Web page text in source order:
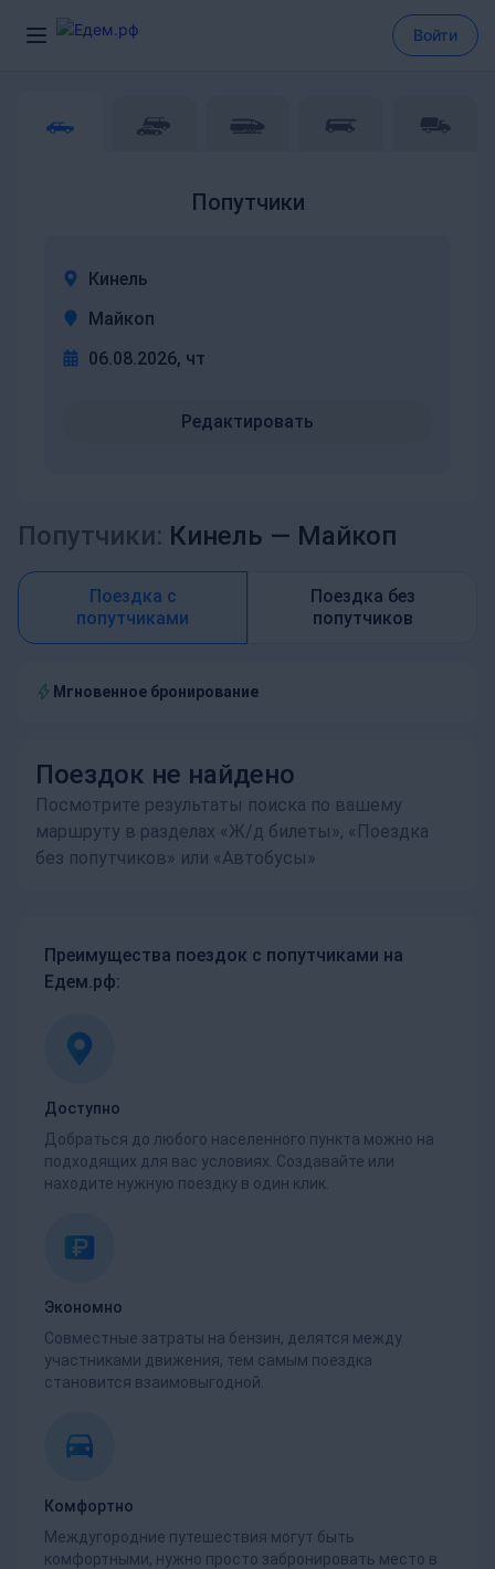
Войти
Попутчики
Кинель
Майкоп
06.08.2026, чт
Редактировать
Попутчики: Кинель — Майкоп
Поездка с
попутчиками
Поездка без
попутчиков
Мгновенное бронирование
Поездок не найдено
Посмотрите результаты поиска по вашему
маршруту в разделах «Ж/д билеты», «Поездка
без попутчиков» или «Автобусы»
Преимущества поездок с попутчиками на
Едем.рф:
Доступно
Добраться до любого населенного пункта можно на
подходящих для вас условиях. Создавайте или
находите нужную поездку в один клик.
Экономно
Совместные затраты на бензин, делятся между
участниками движения, тем самым поездка
становится взаимовыгодной.
Комфортно
Междугородние путешествия могут быть
комфортными, нужно просто забронировать место в